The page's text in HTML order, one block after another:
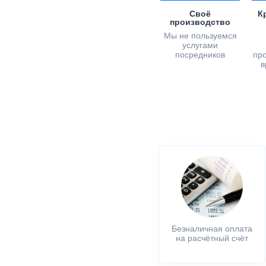
Своё
производство
Мы не пользуемся
услугами
посредников
Безналичная оплата
на расчётный счёт